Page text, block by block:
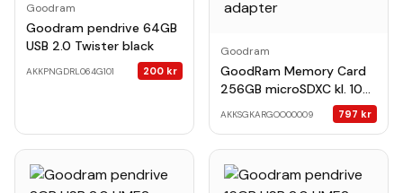
Goodram
Goodram pendrive 64GB
USB 2.0 Twister black
AKKPNGDRL064G101 200 kr
Goodram
GoodRam Memory Card
256GB microSDXC kl. 10
UHS-I 100 / 10 MB/s +
AKKSGKARGOO00009 797 kr